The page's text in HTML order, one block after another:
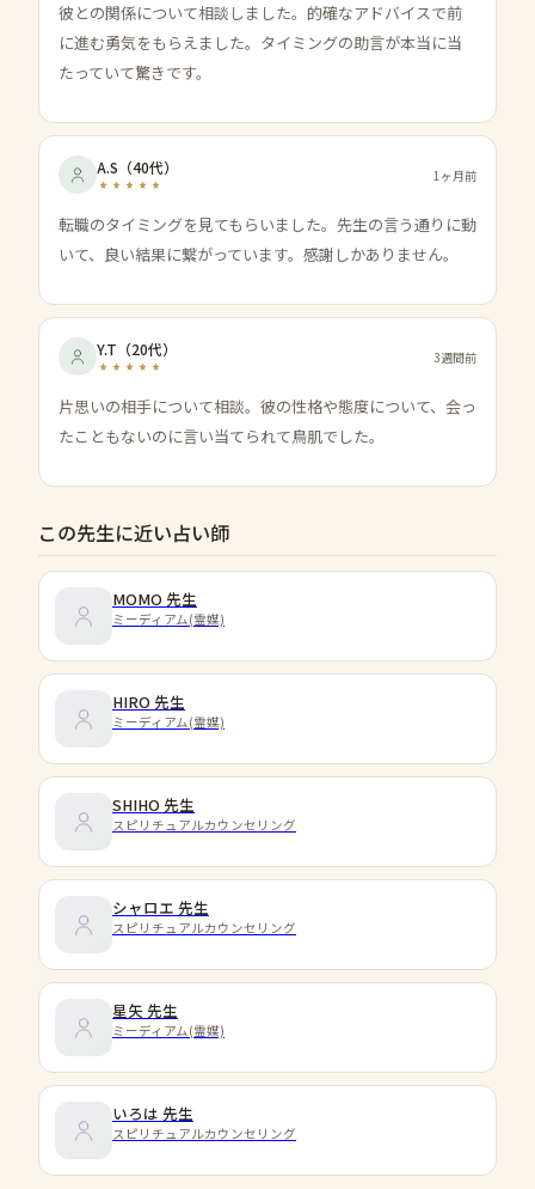
彼との関係について相談しました。的確なアドバイスで前
に進む勇気をもらえました。タイミングの助言が本当に当
たっていて驚きです。
A.S （40代） 1ヶ月前
転職のタイミングを見てもらいました。先生の言う通りに動
いて、良い結果に繋がっています。感謝しかありません。
Y.T （20代） 3週間前
片思いの相手について相談。彼の性格や態度について、会っ
たこともないのに言い当てられて鳥肌でした。
この先生に近い占い師
MOMO 先生
ミーディアム(霊媒)
HIRO 先生
ミーディアム(霊媒)
SHIHO 先生
スピリチュアルカウンセリング
シャロエ 先生
スピリチュアルカウンセリング
星矢 先生
ミーディアム(霊媒)
いろは 先生
スピリチュアルカウンセリング